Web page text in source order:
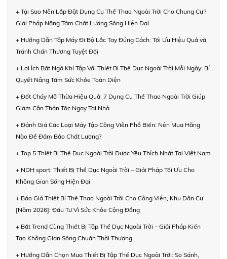
+ Tại Sao Nên Lắp Đặt Dụng Cụ Thể Thao Ngoài Trời Cho Chung Cư?
Giải Pháp Nâng Tầm Chất Lượng Sống Hiện Đại
+ Hướng Dẫn Tập Máy Đi Bộ Lắc Tay Đúng Cách: Tối Ưu Hiệu Quả và
Tránh Chấn Thương Tuyệt Đối
+ Lợi Ích Bất Ngờ Khi Tập Với Thiết Bị Thể Dục Ngoài Trời Mỗi Ngày: Bí
Quyết Nâng Tầm Sức Khỏe Toàn Diện
+ Đốt Cháy Mỡ Thừa Hiệu Quả: 7 Dụng Cụ Thể Thao Ngoài Trời Giúp
Giảm Cân Thần Tốc Ngay Tại Nhà
+ Đánh Giá Các Loại Máy Tập Công Viên Phổ Biến: Nên Mua Hãng
Nào Để Đảm Bảo Chất Lượng?
+ Top 5 Thiết Bị Thể Dục Ngoài Trời Được Yêu Thích Nhất Tại Việt Nam
+ NDH sport: Thiết Bị Thể Dục Ngoài Trời – Giải Pháp Tối Ưu Cho
Không Gian Sống Hiện Đại
+ Báo Giá Thiết Bị Thể Thao Ngoài Trời Cho Công Viên, Khu Dân Cư
[Năm 2026]: Đầu Tư Vì Sức Khỏe Cộng Đồng
+ Bắt Trend Cùng Thiết Bị Tập Thể Dục Ngoài Trời – Giải Pháp Kiến
Tạo Không Gian Sống Chuẩn Thời Thượng
+ Hướng Dẫn Chọn Mua Thiết Bị Tập Thể Dục Ngoài Trời: So Sánh,